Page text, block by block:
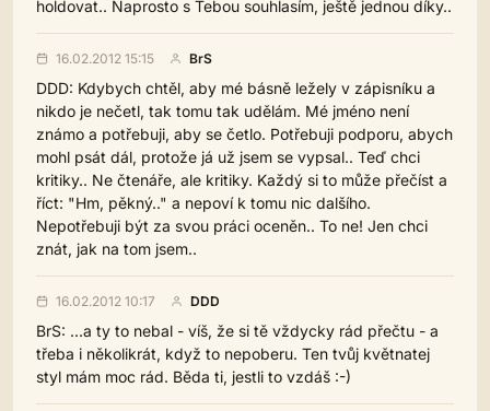
holdovat.. Naprosto s Tebou souhlasím, ještě jednou díky..
16.02.2012 15:15 BrS
DDD: Kdybych chtěl, aby mé básně ležely v zápisníku a
nikdo je nečetl, tak tomu tak udělám. Mé jméno není
známo a potřebuji, aby se četlo. Potřebuji podporu, abych
mohl psát dál, protože já už jsem se vypsal.. Teď chci
kritiky.. Ne čtenáře, ale kritiky. Každý si to může přečíst a
říct: "Hm, pěkný.." a nepoví k tomu nic dalšího.
Nepotřebuji být za svou práci oceněn.. To ne! Jen chci
znát, jak na tom jsem..
16.02.2012 10:17 DDD
BrS: ...a ty to nebal - víš, že si tě vždycky rád přečtu - a
třeba i několikrát, když to nepoberu. Ten tvůj květnatej
styl mám moc rád. Běda ti, jestli to vzdáš :-)